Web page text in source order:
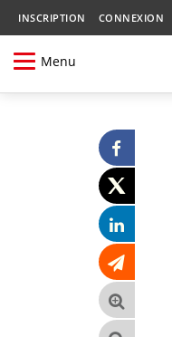
INSCRIPTION CONNEXION
Menu